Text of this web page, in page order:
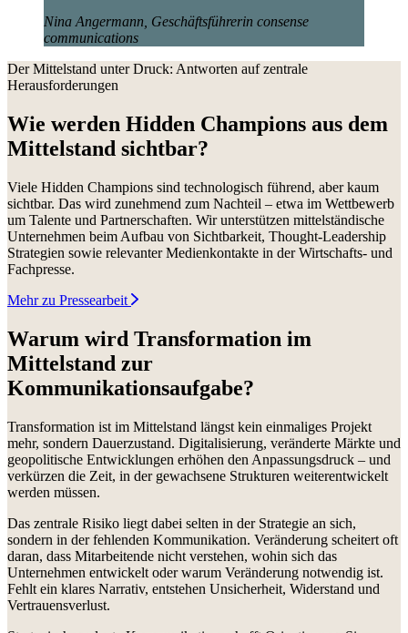
Nina Angermann, Geschäftsführerin consense
communications
Der Mittelstand unter Druck: Antworten auf zentrale
Herausforderungen
Wie werden Hidden Champions aus dem
Mittelstand sichtbar?
Viele Hidden Champions sind technologisch führend, aber kaum
sichtbar. Das wird zunehmend zum Nachteil – etwa im Wettbewerb
um Talente und Partnerschaften. Wir unterstützen mittelständische
Unternehmen beim Aufbau von Sichtbarkeit, Thought-Leadership
Strategien sowie relevanter Medienkontakte in der Wirtschafts- und
Fachpresse.
Mehr zu Pressearbeit
Warum wird Transformation im
Mittelstand zur
Kommunikationsaufgabe?
Transformation ist im Mittelstand längst kein einmaliges Projekt
mehr, sondern Dauerzustand. Digitalisierung, veränderte Märkte und
geopolitische Entwicklungen erhöhen den Anpassungsdruck – und
verkürzen die Zeit, in der gewachsene Strukturen weiterentwickelt
werden müssen.
Das zentrale Risiko liegt dabei selten in der Strategie an sich,
sondern in der fehlenden Kommunikation. Veränderung scheitert oft
daran, dass Mitarbeitende nicht verstehen, wohin sich das
Unternehmen entwickelt oder warum Veränderung notwendig ist.
Fehlt ein klares Narrativ, entstehen Unsicherheit, Widerstand und
Vertrauensverlust.